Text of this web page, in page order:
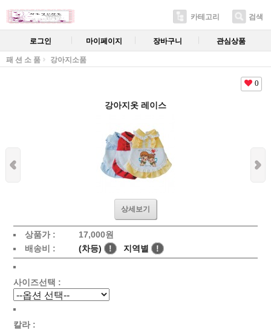
카테고리 검색
로그인 마이페이지 장바구니 관심상품
패 션 소 품 강아지소품
0
강아지옷 레이스
상세보기
상품가 : 17,000원
배송비 :
(차등) ! 지역별 !
사이즈선택 :
칼라 :